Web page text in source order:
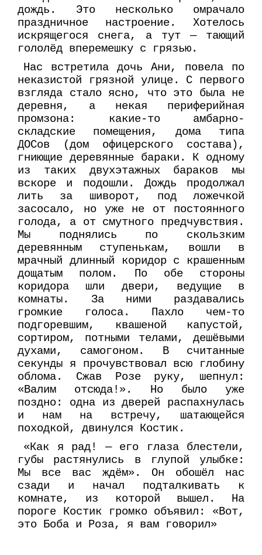
дождь. Это несколько омрачало
праздничное настроение. Хотелось
искрящегося снега, а тут — тающий
гололёд вперемешку с грязью.
Нас встретила дочь Ани, повела по
неказистой грязной улице. С первого
взгляда стало ясно, что это была не
деревня, а некая периферийная
промзона: какие-то амбарно-
складские помещения, дома типа
ДОСов (дом офицерского состава),
гниющие деревянные бараки. К одному
из таких двухэтажных бараков мы
вскоре и подошли. Дождь продолжал
лить за шиворот, под ложечкой
засосало, но уже не от постоянного
голода, а от смутного предчувствия.
Мы поднялись по скользким
деревянным ступенькам, вошли в
мрачный длинный коридор с крашенным
дощатым полом. По обе стороны
коридора шли двери, ведущие в
комнаты. За ними раздавались
громкие голоса. Пахло чем-то
подгоревшим, квашеной капустой,
сортиром, потными телами, дешёвыми
духами, самогоном. В считанные
секунды я прочувствовал всю глобину
облома. Сжав Розе руку, шепнул:
«Валим отсюда!». Но было уже
поздно: одна из дверей распахнулась
и нам на встречу, шатающейся
походкой, двинулся Костик.
«Как я рад! — его глаза блестели,
губы растянулись в глупой улыбке:
Мы все вас ждём». Он обошёл нас
сзади и начал подталкивать к
комнате, из которой вышел. На
пороге Костик громко объявил: «Вот,
это Боба и Роза, я вам говорил»